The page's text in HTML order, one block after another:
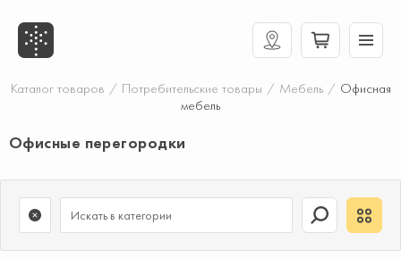
Каталог товаров / Потребительские товары / Мебель / Офисная
мебель
Офисные перегородки